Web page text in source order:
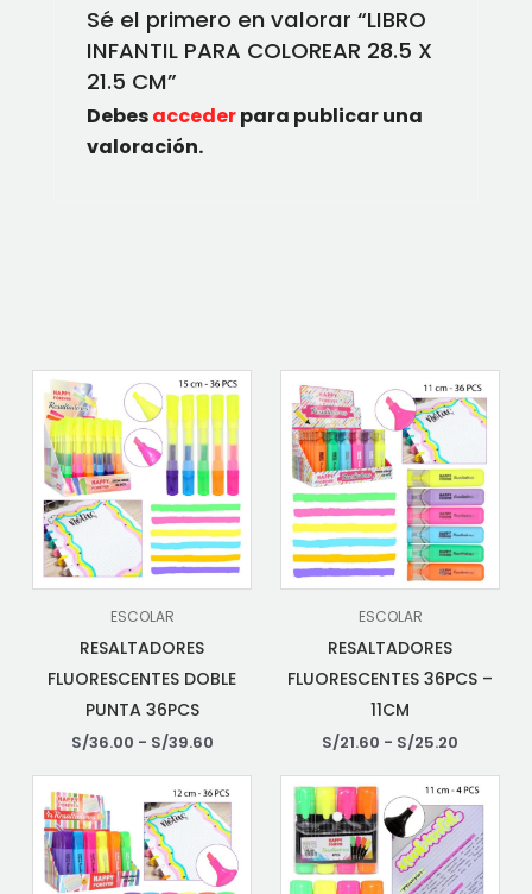
Sé el primero en valorar “LIBRO
INFANTIL PARA COLOREAR 28.5 X
21.5 CM”
Debesaccederpara publicar una
valoración.
ESCOLAR
RESALTADORES
FLUORESCENTES DOBLE
PUNTA 36PCS
S/36.00 - S/39.60
ESCOLAR
RESALTADORES
FLUORESCENTES 36PCS –
11CM
S/21.60 - S/25.20